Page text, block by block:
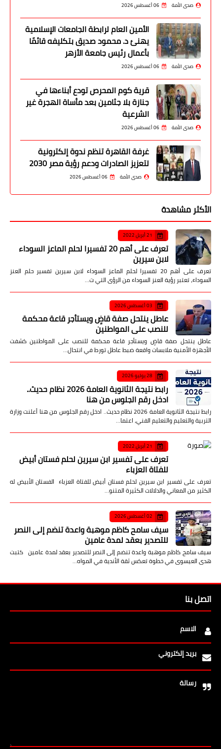
صدى الأمة 06 أغسطس 2026
الأمين العام لرابطة الجامعات الإسلامية
يهنئ د. محمود صديق بتكليفه قائمًا
بأعمال رئيس جامعة الأزهر
صدى الأمة 06 أغسطس 2026
قرية كوم المحرص تودع أبناءها في
جنازة بلا جثامين بعد مأساة الهجرة غير
الشرعية
صدى الأمة 06 أغسطس 2026
غرفة القاهرة تنظم ندوة إلكترونية
لتعزيز الصادرات ودعم رؤية مصر 2030
صدى الأمة 06 أغسطس 2026
الأكثر مشاهدة
21 أبريل 2022
تعرف على أهم 20 تفسيرا لحلم الماعز السوداء
لابن سيرين
تعرف على أهم 20 تفسيرا لحلم الماعز السوداء لابن سيرين تفسير حلم العنز
السوداء، تعتبر رؤية العنز السوداء من الرؤى التي ت…
03 أغسطس 2026
عاطل ينتحل صفة قاضٍ ويستأجر قاعة محكمة
للنصب على المواطنين
عاطل ينتحل صفة قاضٍ ويستأجر قاعة محكمة للنصب على المواطنين كشفت
الأجهزة الأمنية ملابسات واقعة ضبط عاطل تورط في انتحال…
28 يوليو 2026
رابط نتيجة الثانوية العامة 2026 نظام حديث..
ادخل رقم الجلوس من هنا
رابط نتيجة الثانوية العامة 2026 نظام حديث.. ادخل رقم الجلوس من هنا أعلنت وزارة
التربية والتعليم والتعليم الفني، اعتما…
21 أبريل 2022
تعرف على تفسير ابن سيرين لحلم فستان أبيض
للفتاة العزباء
تعرف على تفسير ابن سيرين لحلم فستان أبيض للفتاة العزباء الفستان الأبيض له
الكثير من المعاني والدلالات الكثيرة المتنو…
02 أغسطس 2026
سيف سامح كاظم موهبة واعدة تنضم إلى النصر
للتصدير بعقد لمدة عامين
سيف سامح كاظم موهبة واعدة تنضم إلى النصر للتصدير بعقد لمدة عامين كتبت
هدى العيسوى في خطوة تعكس ثقة الأندية في المواه…
اتصل بنا
الاسم
بريد إلكتروني
رسالة